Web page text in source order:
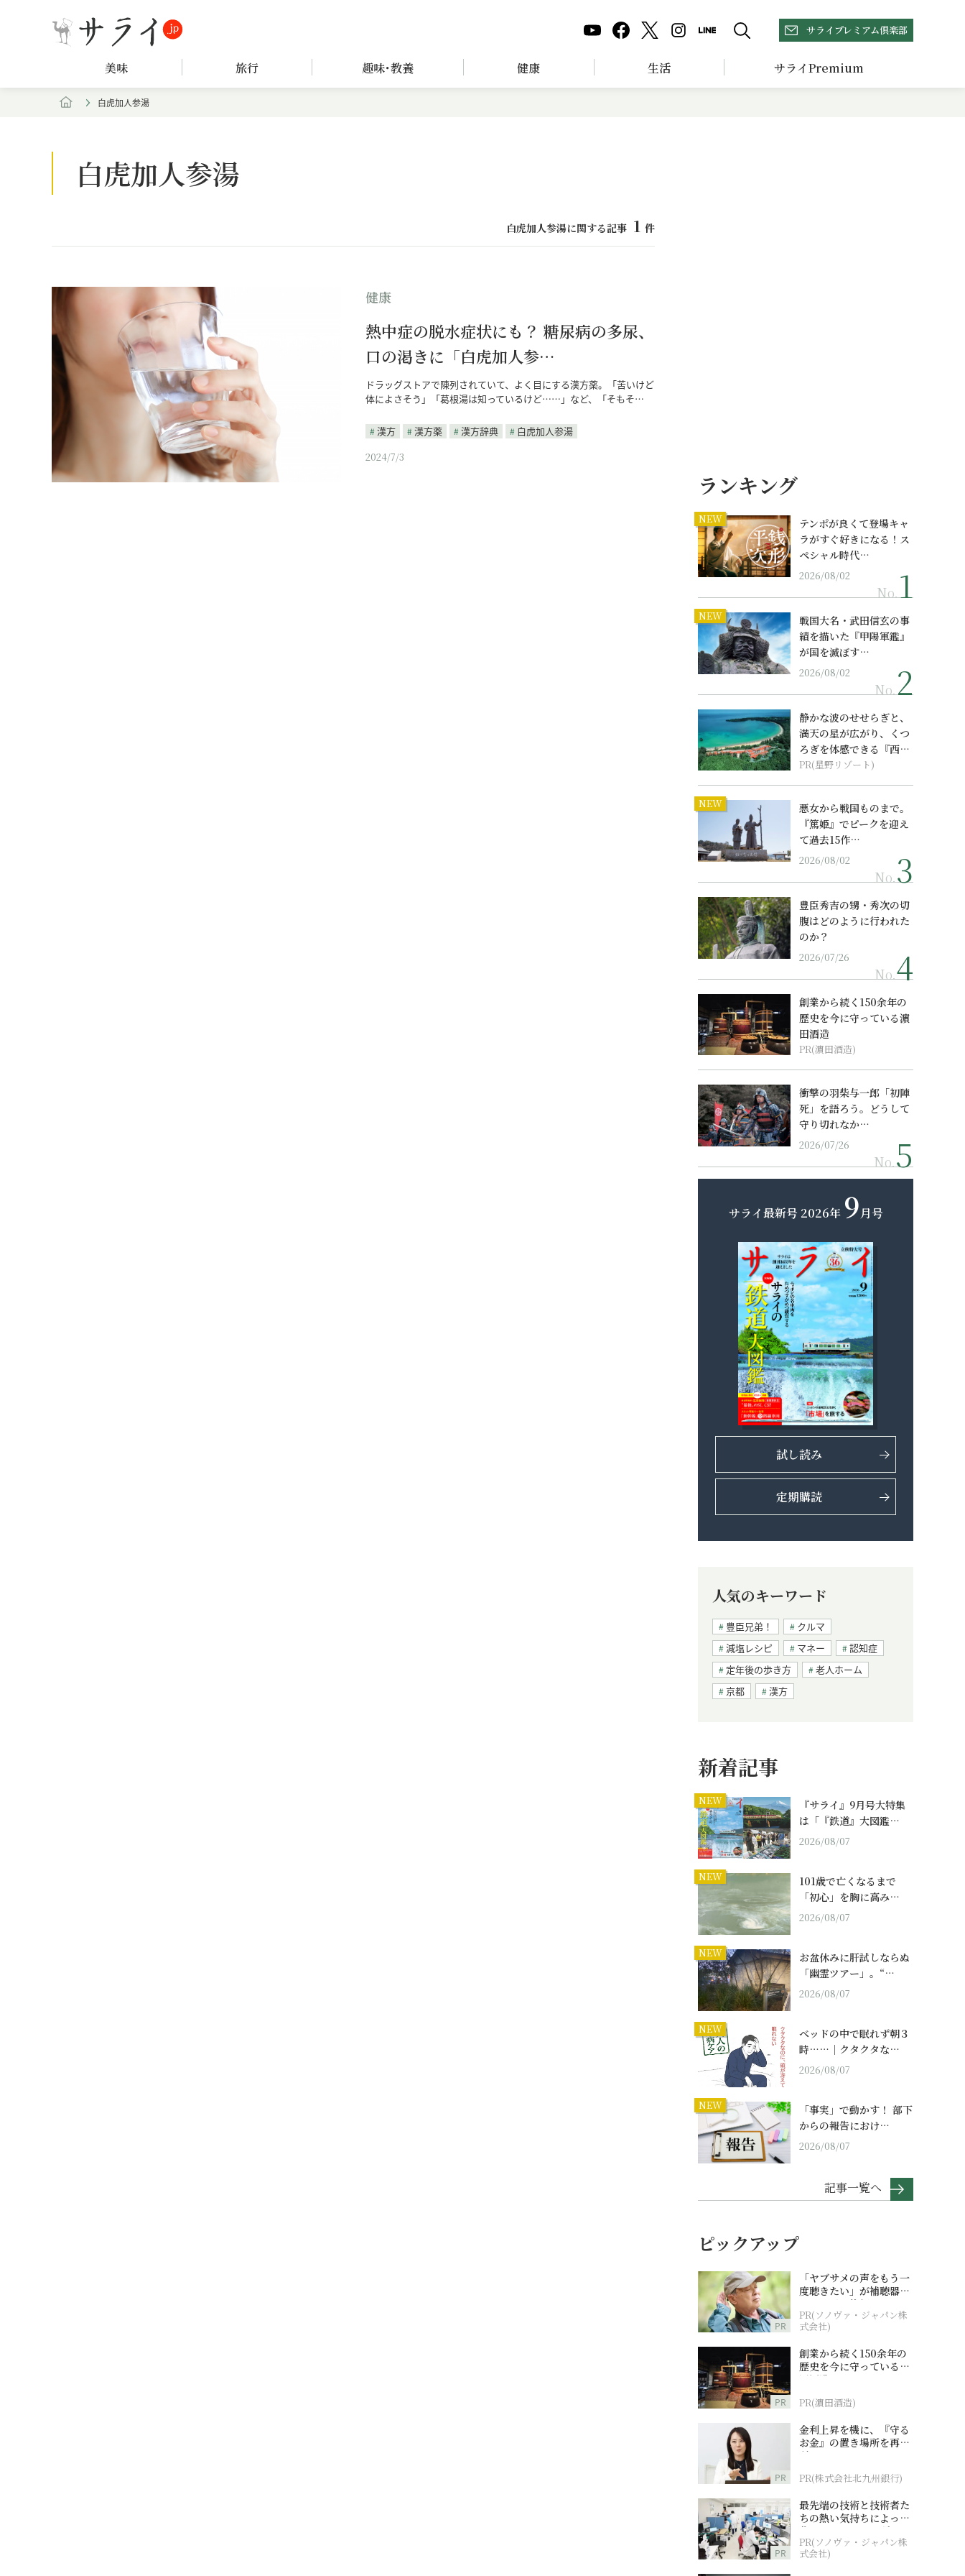
サライプレミアム倶楽部
美味 旅行 趣味･教養 健康 生活 サライPremium
白虎加人参湯
白虎加人参湯
白虎加人参湯に関する記事 1 件
健康
熱中症の脱水症状にも？ 糖尿病の多尿、
口の渇きに「白虎加人参…
ドラッグストアで陳列されていて、よく目にする漢方薬。「苦いけど
体によさそう」「葛根湯は知っているけど……」など、「そもそ…
漢方 漢方薬 漢方辞典
白虎加人参湯
2024/7/3
ランキング
NEW
テンポが良くて登場キャ
ラがすぐ好きになる！ス
ペシャル時代…
2026/08/02
No.
NEW
戦国大名・武田信玄の事
績を描いた『甲陽軍鑑』
が国を滅ぼす…
2026/08/02
No.
静かな波のせせらぎと、
満天の星が広がり、くつ
ろぎを体感できる『西表
島ホテル by...
PR(星野リゾート)
NEW
悪女から戦国ものまで。
『篤姫』でピークを迎え
て過去15作…
2026/08/02
No.
豊臣秀吉の甥・秀次の切
腹はどのように行われた
のか？
2026/07/26
No.
創業から続く150余年の
歴史を今に守っている濵
田酒造
PR(濵田酒造)
衝撃の羽柴与一郎「初陣
死」を語ろう。どうして
守り切れなか…
2026/07/26
No.
サライ最新号 2026年 9月号
試し読み
定期購読
人気のキーワード
豊臣兄弟！
クルマ
減塩レシピ
マネー
認知症
定年後の歩き方
老人ホーム
京都
漢方
新着記事
NEW
『サライ』9月号大特集
は「『鉄道』大図鑑…
2026/08/07
NEW
101歳で亡くなるまで
「初心」を胸に高み…
2026/08/07
NEW
お盆休みに肝試しならぬ
「幽霊ツアー」。“…
2026/08/07
NEW
ベッドの中で眠れず朝３
時……｜クタクタな…
2026/08/07
NEW
「事実」で動かす！ 部下
からの報告におけ…
2026/08/07
記事一覧へ
ピックアップ
PR
「ヤブサメの声をもう一
度聴きたい」が補聴器チ
ャレンジの後押しに
PR(ソノヴァ・ジャパン株
式会社)
PR
創業から続く150余年の
歴史を今に守っている濵
田酒造
PR(濵田酒造)
PR
金利上昇を機に、『守る
お金』の置き場所を再検
討
PR(株式会社北九州銀行)
PR
最先端の技術と技術者た
ちの熱い気持ちによって
作られているオーダーメ
イド補聴器
PR(ソノヴァ・ジャパン株
式会社)